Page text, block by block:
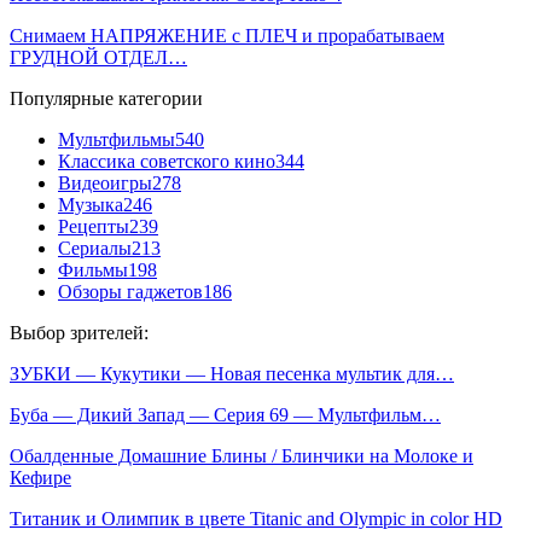
Снимаем НАПРЯЖЕНИЕ с ПЛЕЧ и прорабатываем
ГРУДНОЙ ОТДЕЛ…
Популярные категории
Мультфильмы540
Классика советского кино344
Видеоигры278
Музыка246
Рецепты239
Сериалы213
Фильмы198
Обзоры гаджетов186
Выбор зрителей:
ЗУБКИ — Кукутики — Новая песенка мультик для…
Буба — Дикий Запад — Серия 69 — Мультфильм…
Обалденные Домашние Блины / Блинчики на Молоке и
Кефире
Титаник и Олимпик в цвете Titanic and Olympic in color HD